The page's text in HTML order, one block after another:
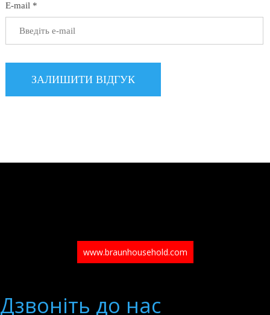
E-mail *
www.braunhousehold.com
Дзвонiть до нас